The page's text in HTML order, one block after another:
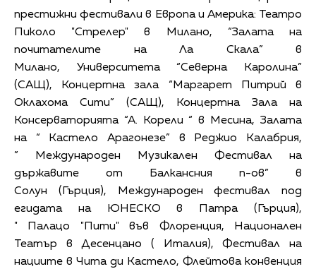
престижни фестивали в Европа и Америка: Театро
Пиколо "Стрелер" в Милано, “Залата на
почитателите на Ла Скала” в
Милано, Университета “Северна Каролина”
(САЩ), Концертна зала “Маргарет Питрий в
Оклахома Сити” (САЩ), Концертна Зала на
Консерваторията “А. Корели “ в Месина, Залата
на “ Кастело Арагонезе” в Реджио Калабрия,
” Международен Музикален Фестивал на
държавите от Балкансния п-ов” в
Солун (Гърция), Международен фестивал под
егидата на ЮНЕСКО в Патра (Гърция),
" Палацо "Пити" във Флоренция, Национален
Театър в Десенцано ( Италия), Фестивал на
нациите в Чита ди Кастело, Флейтова конвенция